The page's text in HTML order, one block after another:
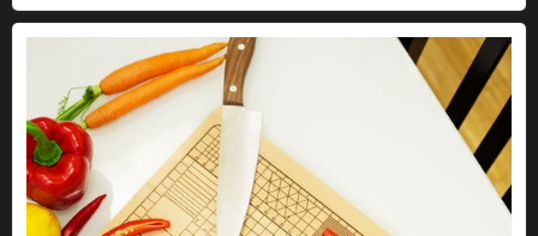
Tagliere di alta precisione